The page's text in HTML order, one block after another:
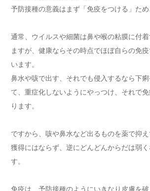
予防接種の意義はまず「免疫をつける」ため
通常、ウイルスや細菌は鼻や喉の粘膜に付
ますが、健康ならその時点でほぼ自らの免
います。
鼻水や咳で出す、それでも侵入するなら下
て、重症化しないようにやっつけ、それで
ります。
ですから、咳や鼻水など出るものを薬で抑
獲得にはならず、逆にどんどんからだは弱
す。
免疫は、予防接種のようにいきなり皮膚を